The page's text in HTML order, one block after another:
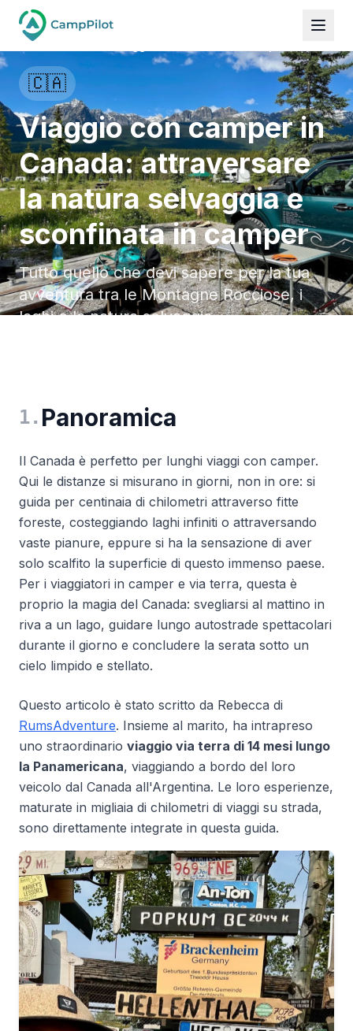
Guides
Viaggio con camper in Canada: attraversare la
🇨🇦
Viaggio con camper in
Canada: attraversare
la natura selvaggia e
sconfinata in camper
Tutto quello che devi sapere per la tua
avventura tra le Montagne Rocciose, i
laghi e la natura selvaggia
1. Panoramica
Il Canada è perfetto per lunghi viaggi con camper.
Qui le distanze si misurano in giorni, non in ore: si
guida per centinaia di chilometri attraverso fitte
foreste, costeggiando laghi infiniti o attraversando
vaste pianure, eppure si ha la sensazione di aver
solo scalfito la superficie di questo immenso paese.
Per i viaggiatori in camper e via terra, questa è
proprio la magia del Canada: svegliarsi al mattino in
riva a un lago, guidare lungo autostrade spettacolari
durante il giorno e concludere la serata sotto un
cielo limpido e stellato.
Questo articolo è stato scritto da Rebecca di
RumsAdventure. Insieme al marito, ha intrapreso
uno straordinario viaggio via terra di 14 mesi lungo
la Panamericana, viaggiando a bordo del loro
veicolo dal Canada all'Argentina. Le loro esperienze,
maturate in migliaia di chilometri di viaggi su strada,
sono direttamente integrate in questa guida.